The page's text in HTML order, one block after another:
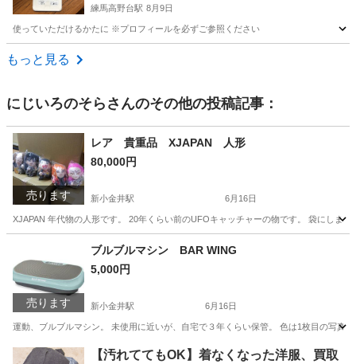
練馬高野台駅 8月9日
使っていただけるかたに ※プロフィールを必ずご参照ください
東京 練馬区
もっと見る
にじいろのそら さんのその他の投稿記事：
売ります
レア 貴重品 XJAPAN 人形
80,000円
新小金井駅 6月16日
XJAPAN 年代物の人形です。 20年くらい前のUFOキャッチャーの物です。 袋にしま
新小金井駅
売ります
ブルブルマシン BAR WING
5,000円
新小金井駅 6月16日
運動、ブルブルマシン。 未使用に近いが、自宅で３年くらい保管。 色は1枚目の写真
東京 三鷹市 新小金井駅 その他 BAR
【汚れててもOK】着なくなった洋服、買取